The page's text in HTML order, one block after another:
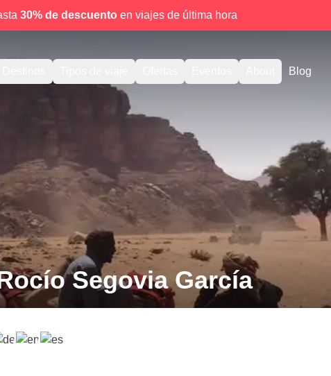
30% de descuentoen viajes de última hora
Blog
Segovia García